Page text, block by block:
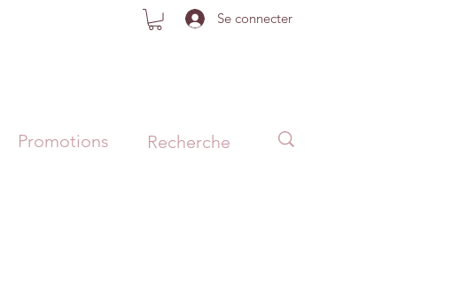
Se connecter
Promotions